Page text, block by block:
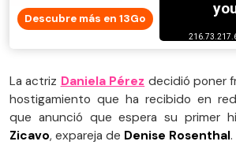
Descubre más en 13Go
La actriz Daniela Pérez decidió poner
hostigamiento que ha recibido en
que anunció que espera su primer
Zicavo, expareja de Denise Rosenthal.